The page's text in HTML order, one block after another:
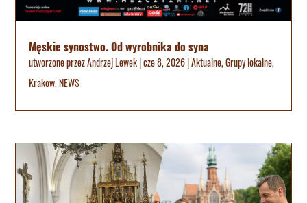
Męskie synostwo. Od wyrobnika do syna
utworzone przezAndrzej Lewek|cze 8, 2026|Aktualne,Grupy lokalne,
Krakow,NEWS